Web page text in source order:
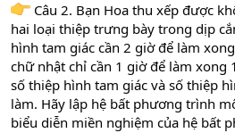
Câu 2. Bạn Hoa thu xếp được
hai loại thiệp trưng bày trong dịp
hình tam giác cần 2 giờ để làm
chữ nhật chỉ cần 1 giờ để làm xong
số thiệp hình tam giác và số thiệp
làm. Hãy lập hệ bất phương trình
biểu diễn miền nghiệm của hệ bất